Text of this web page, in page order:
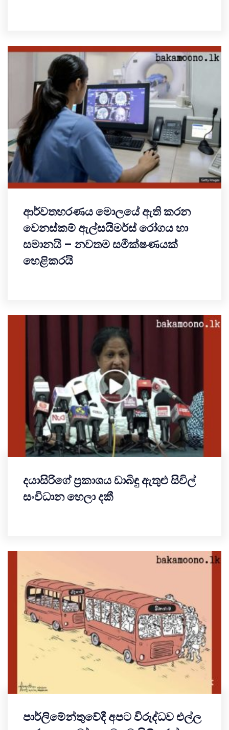
ආර්වතහරණය මොලයේ ඇති කරන
වෙනස්කම් ඇල්සයිමර්ස් රෝගය හා
සමානයි – නවතම සමීක්ෂණයක්
හෙළිකරයි
දයාසිරිගේ ප්‍රකාශය ඩාබිඳු ඇතුළු සිවිල්
සංවිධාන හෙලා දකී
පාර්ලිමේන්තුවේදී අපට විරුද්ධව එල්ල